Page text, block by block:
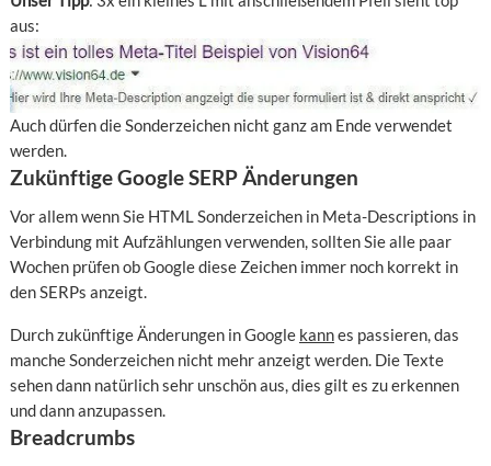
aus:
Auch dürfen die Sonderzeichen nicht ganz am Ende verwendet
werden.
Zukünftige Google SERP Änderungen
Vor allem wenn Sie HTML Sonderzeichen in Meta-Descriptions in
Verbindung mit Aufzählungen verwenden, sollten Sie alle paar
Wochen prüfen ob Google diese Zeichen immer noch korrekt in
den SERPs anzeigt.
Durch zukünftige Änderungen in Google kannes passieren, das
manche Sonderzeichen nicht mehr anzeigt werden. Die Texte
sehen dann natürlich sehr unschön aus, dies gilt es zu erkennen
und dann anzupassen.
Breadcrumbs